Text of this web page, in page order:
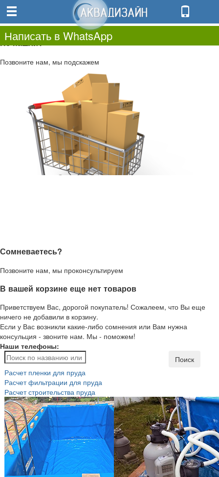
0.00
0
Не нашли?
Позвоните нам, мы подскажем
Сомневаетесь?
Позвоните нам, мы проконсультируем
В вашей корзине еще нет товаров
Приветствуем Вас, дорогой покупатель! Сожалеем, что Вы еще
ничего не добавили в корзину.
Если у Вас возникли какие-либо сомнения или Вам нужна
консульция - звоните нам. Мы - поможем!
Наши телефоны:
Написать в WhatsApp
Поиск
Расчет пленки для пруда
Расчет фильтрации для пруда
Расчет строительства пруда